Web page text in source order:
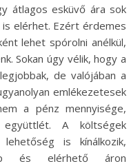
átlagos esküvő ára sok
elérhet. Ezért érdemes
lehet spórolni anélkül,
Sokan úgy vélik, hogy a
de valójában a
emlékezetesek
a pénz mennyisége,
A költségek
is kínálkozik,
és elérhető áron